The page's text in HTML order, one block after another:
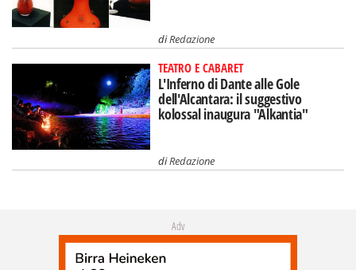
diRedazione
TEATRO E CABARET
L'Inferno di Dante alle Gole
dell'Alcantara: il suggestivo
kolossal inaugura "Alkantia"
diRedazione
Adv